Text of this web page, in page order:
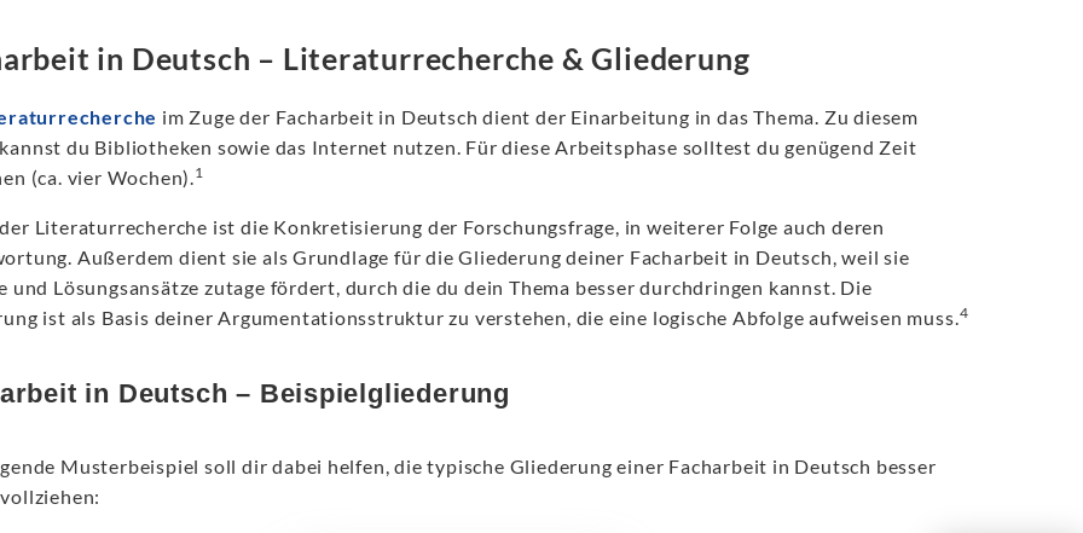
in Deutsch – Literaturrecherche & Gliederung
im Zuge der Facharbeit in Deutsch dient der Einarbeitung in das Thema. Zu diesem
du Bibliotheken sowie das Internet nutzen. Für diese Arbeitsphase solltest du genügend Zeit
(ca. vier Wochen).1
Literaturrecherche ist die Konkretisierung der Forschungsfrage, in weiterer Folge auch deren
Außerdem dient sie als Grundlage für die Gliederung deiner Facharbeit in Deutsch, weil sie
und Lösungsansätze zutage fördert, durch die du dein Thema besser durchdringen kannst. Die
ist als Basis deiner Argumentationsstruktur zu verstehen, die eine logische Abfolge aufweisen muss.4
in Deutsch – Beispielgliederung
Musterbeispiel soll dir dabei helfen, die typische Gliederung einer Facharbeit in Deutsch besser